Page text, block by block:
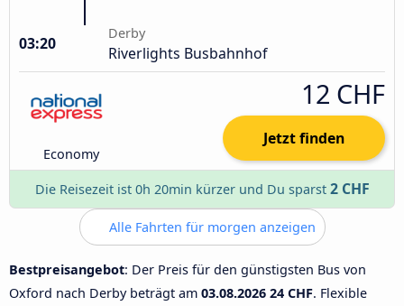
03:20
Derby
Riverlights Busbahnhof
Economy
12 CHF
Jetzt finden
Die Reisezeit ist 0h 20min kürzer und Du sparst 2 CHF
Alle Fahrten für morgen anzeigen
Bestpreisangebot: Der Preis für den günstigsten Bus von
Oxford nach Derby beträgt am 03.08.2026 24 CHF. Flexible